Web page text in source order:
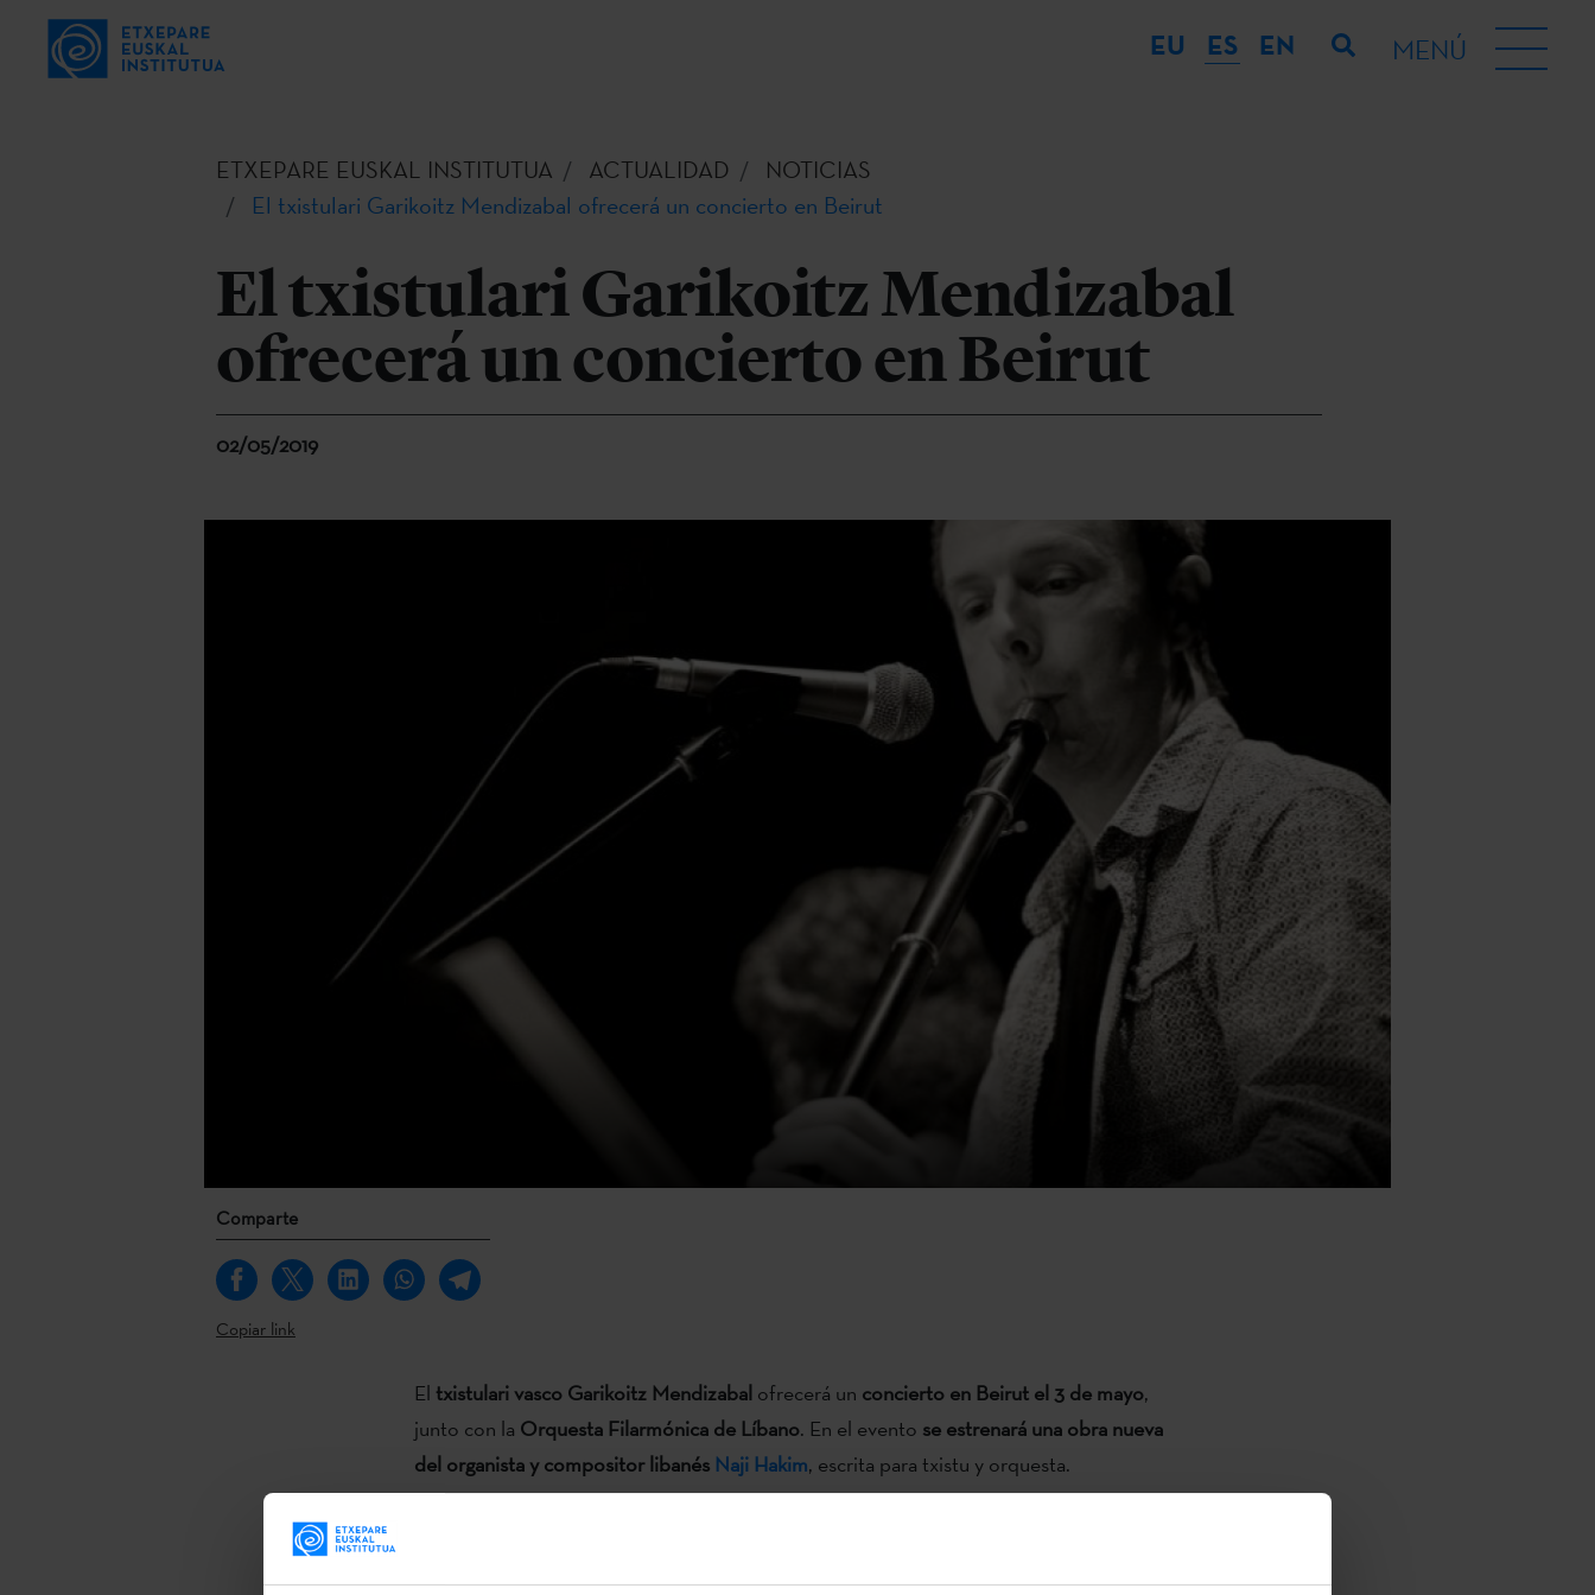
EU ES EN MENÚ
ETXEPARE EUSKAL INSTITUTUA ACTUALIDAD
NOTICIAS
El txistulari Garikoitz Mendizabal ofrecerá un concierto en Beirut
El txistulari Garikoitz Mendizabal
ofrecerá un concierto en Beirut
02/05/2019
Comparte
Copiar link
El txistulari vasco Garikoitz Mendizabalofrecerá un concierto en Beirut el 3 de mayo,
junto con la Orquesta Filarmónica de Líbano. En el evento se estrenará una obra nueva
del organista y compositor libanés Naji Hakim, escrita para txistu y orquesta.
del organista y compositor libanésNaji Hakim, escrita para txistu y orquesta.